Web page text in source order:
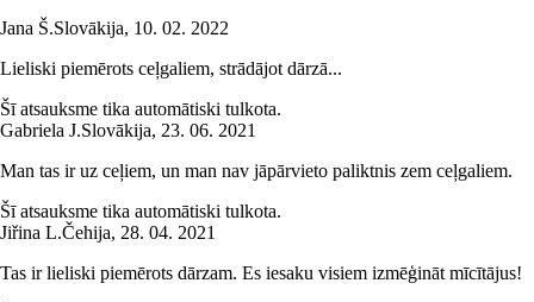
Jana Š.Slovākija, 10. 02. 2022
Lieliski piemērots ceļgaliem, strādājot dārzā...
Šī atsauksme tika automātiski tulkota.
Gabriela J.Slovākija, 23. 06. 2021
Man tas ir uz ceļiem, un man nav jāpārvieto paliktnis zem ceļgaliem.
Šī atsauksme tika automātiski tulkota.
Jiřina L.Čehija, 28. 04. 2021
Tas ir lieliski piemērots dārzam. Es iesaku visiem izmēģināt mīcītājus!